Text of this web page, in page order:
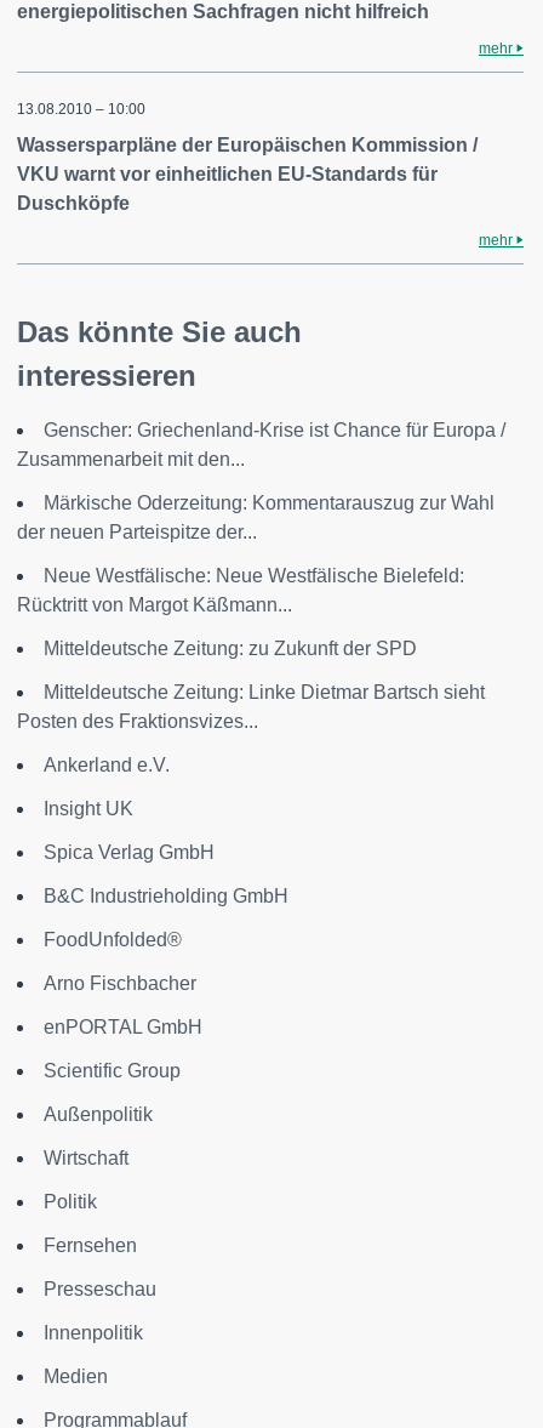
energiepolitischen Sachfragen nicht hilfreich
mehr
13.08.2010 – 10:00
Wassersparpläne der Europäischen Kommission /
VKU warnt vor einheitlichen EU-Standards für
Duschköpfe
mehr
Das könnte Sie auch
interessieren
Genscher: Griechenland-Krise ist Chance für Europa /
Zusammenarbeit mit den...
Märkische Oderzeitung: Kommentarauszug zur Wahl
der neuen Parteispitze der...
Neue Westfälische: Neue Westfälische Bielefeld:
Rücktritt von Margot Käßmann...
Mitteldeutsche Zeitung: zu Zukunft der SPD
Mitteldeutsche Zeitung: Linke Dietmar Bartsch sieht
Posten des Fraktionsvizes...
Ankerland e.V.
Insight UK
Spica Verlag GmbH
B&C Industrieholding GmbH
FoodUnfolded®
Arno Fischbacher
enPORTAL GmbH
Scientific Group
Außenpolitik
Wirtschaft
Politik
Fernsehen
Presseschau
Innenpolitik
Medien
Programmablauf